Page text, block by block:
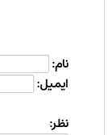
نام:
ایمیل:
نظر: